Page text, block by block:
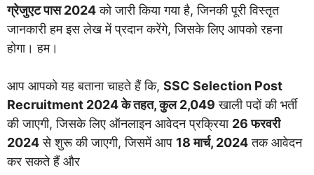
ग्रेजुएट पास 2024को जारी किया गया है, जिनकी पूरी विस्तृत
जानकारी हम इस लेख में प्रदान करेंगे, जिसके लिए आपको रहना
होगा। हम।
आप आपको यह बताना चाहते हैं कि, SSC Selection Post
Recruitment 2024 के तहत, कुल 2,049 खाली पदों की भर्ती
की जाएगी, जिसके लिए ऑनलाइन आवेदन प्रक्रिया 26 फरवरी
2024से शुरू की जाएगी, जिसमें आप 18 मार्च, 2024तक आवेदन
कर सकते हैं और